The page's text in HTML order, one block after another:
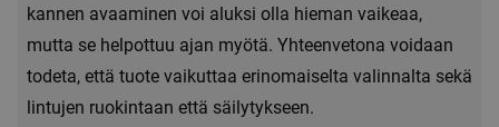
kannen avaaminen voi aluksi olla hieman vaikeaa,
mutta se helpottuu ajan myötä. Yhteenvetona voidaan
todeta, että tuote vaikuttaa erinomaiselta valinnalta sekä
lintujen ruokintaan että säilytykseen.